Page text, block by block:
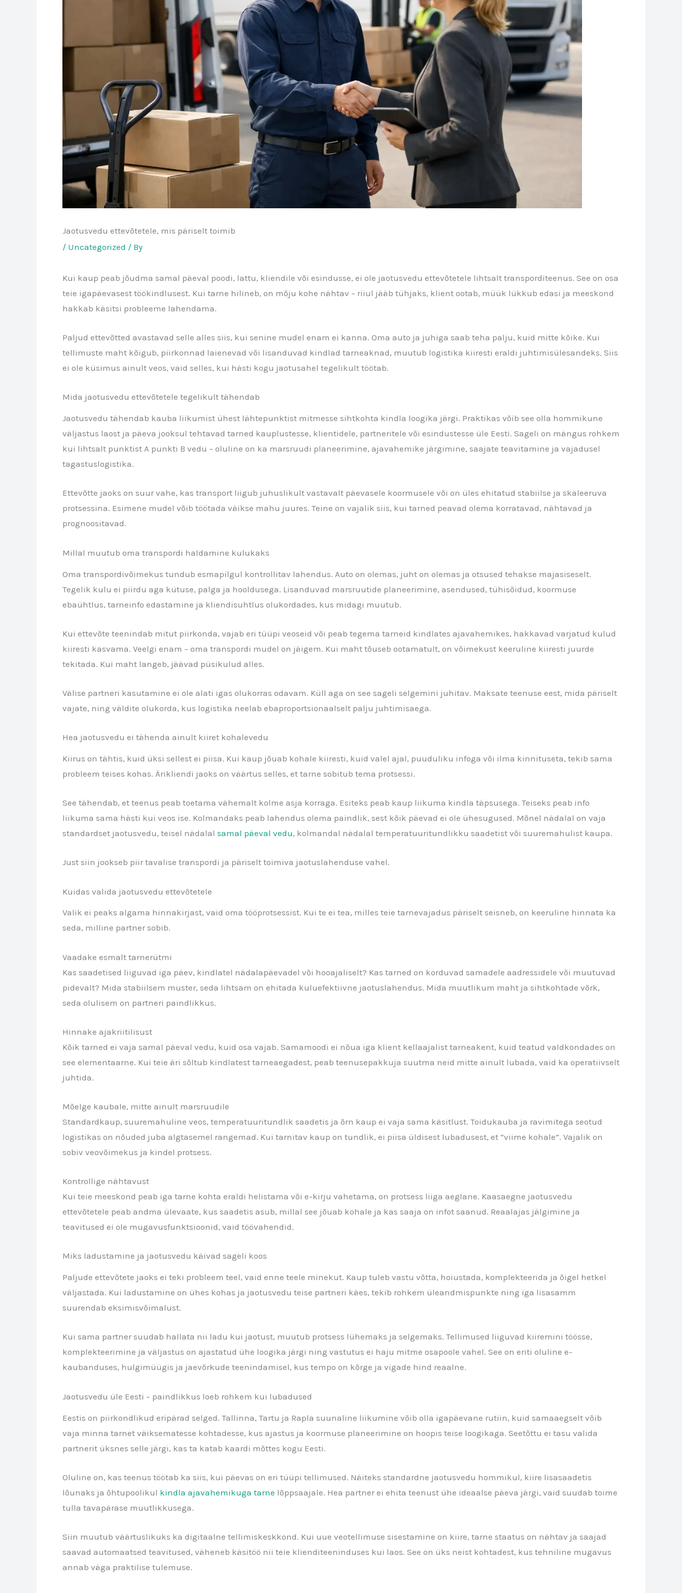
Jaotusvedu ettevõtetele, mis päriselt toimib
/ Uncategorized / By
Kui kaup peab jõudma samal päeval poodi, lattu, kliendile või esindusse, ei ole jaotusvedu ettevõtetele lihtsalt transporditeenus. See on osa
teie igapäevasest töökindlusest. Kui tarne hilineb, on mõju kohe nähtav – riiul jääb tühjaks, klient ootab, müük lükkub edasi ja meeskond
hakkab käsitsi probleeme lahendama.
Paljud ettevõtted avastavad selle alles siis, kui senine mudel enam ei kanna. Oma auto ja juhiga saab teha palju, kuid mitte kõike. Kui
tellimuste maht kõigub, piirkonnad laienevad või lisanduvad kindlad tarneaknad, muutub logistika kiiresti eraldi juhtimisülesandeks. Siis
ei ole küsimus ainult veos, vaid selles, kui hästi kogu jaotusahel tegelikult töötab.
Mida jaotusvedu ettevõtetele tegelikult tähendab
Jaotusvedu tähendab kauba liikumist ühest lähtepunktist mitmesse sihtkohta kindla loogika järgi. Praktikas võib see olla hommikune
väljastus laost ja päeva jooksul tehtavad tarned kauplustesse, klientidele, partneritele või esindustesse üle Eesti. Sageli on mängus rohkem
kui lihtsalt punktist A punkti B vedu – oluline on ka marsruudi planeerimine, ajavahemike järgimine, saajate teavitamine ja vajadusel
tagastuslogistika.
Ettevõtte jaoks on suur vahe, kas transport liigub juhuslikult vastavalt päevasele koormusele või on üles ehitatud stabiilse ja skaleeruva
protsessina. Esimene mudel võib töötada väikse mahu juures. Teine on vajalik siis, kui tarned peavad olema korratavad, nähtavad ja
prognoositavad.
Millal muutub oma transpordi haldamine kulukaks
Oma transpordivõimekus tundub esmapilgul kontrollitav lahendus. Auto on olemas, juht on olemas ja otsused tehakse majasiseselt.
Tegelik kulu ei piirdu aga kütuse, palga ja hooldusega. Lisanduvad marsruutide planeerimine, asendused, tühisõidud, koormuse
ebaühtlus, tarneinfo edastamine ja kliendisuhtlus olukordades, kus midagi muutub.
Kui ettevõte teenindab mitut piirkonda, vajab eri tüüpi veoseid või peab tegema tarneid kindlates ajavahemikes, hakkavad varjatud kulud
kiiresti kasvama. Veelgi enam – oma transpordi mudel on jäigem. Kui maht tõuseb ootamatult, on võimekust keeruline kiiresti juurde
tekitada. Kui maht langeb, jäävad püsikulud alles.
Välise partneri kasutamine ei ole alati igas olukorras odavam. Küll aga on see sageli selgemini juhitav. Maksate teenuse eest, mida päriselt
vajate, ning väldite olukorda, kus logistika neelab ebaproportsionaalselt palju juhtimisaega.
Hea jaotusvedu ei tähenda ainult kiiret kohalevedu
Kiirus on tähtis, kuid üksi sellest ei piisa. Kui kaup jõuab kohale kiiresti, kuid valel ajal, puuduliku infoga või ilma kinnituseta, tekib sama
probleem teises kohas. Ärikliendi jaoks on väärtus selles, et tarne sobitub tema protsessi.
See tähendab, et teenus peab toetama vähemalt kolme asja korraga. Esiteks peab kaup liikuma kindla täpsusega. Teiseks peab info
liikuma sama hästi kui veos ise. Kolmandaks peab lahendus olema paindlik, sest kõik päevad ei ole ühesugused. Mõnel nädalal on vaja
standardset jaotusvedu, teisel nädalal samal päeval vedu, kolmandal nädalal temperatuuritundlikku saadetist või suuremahulist kaupa.
Just siin jookseb piir tavalise transpordi ja päriselt toimiva jaotuslahenduse vahel.
Kuidas valida jaotusvedu ettevõtetele
Valik ei peaks algama hinnakirjast, vaid oma tööprotsessist. Kui te ei tea, milles teie tarnevajadus päriselt seisneb, on keeruline hinnata ka
seda, milline partner sobib.
Vaadake esmalt tarnerütmi
Kas saadetised liiguvad iga päev, kindlatel nädalapäevadel või hooajaliselt? Kas tarned on korduvad samadele aadressidele või muutuvad
pidevalt? Mida stabiilsem muster, seda lihtsam on ehitada kuluefektiivne jaotuslahendus. Mida muutlikum maht ja sihtkohtade võrk,
seda olulisem on partneri paindlikkus.
Hinnake ajakriitilisust
Kõik tarned ei vaja samal päeval vedu, kuid osa vajab. Samamoodi ei nõua iga klient kellaajalist tarneakent, kuid teatud valdkondades on
see elementaarne. Kui teie äri sõltub kindlatest tarneaegadest, peab teenusepakkuja suutma neid mitte ainult lubada, vaid ka operatiivselt
juhtida.
Mõelge kaubale, mitte ainult marsruudile
Standardkaup, suuremahuline veos, temperatuuritundlik saadetis ja õrn kaup ei vaja sama käsitlust. Toidukauba ja ravimitega seotud
logistikas on nõuded juba algtasemel rangemad. Kui tarnitav kaup on tundlik, ei piisa üldisest lubadusest, et “viime kohale”. Vajalik on
sobiv veovõimekus ja kindel protsess.
Kontrollige nähtavust
Kui teie meeskond peab iga tarne kohta eraldi helistama või e-kirju vahetama, on protsess liiga aeglane. Kaasaegne jaotusvedu
ettevõtetele peab andma ülevaate, kus saadetis asub, millal see jõuab kohale ja kas saaja on infot saanud. Reaalajas jälgimine ja
teavitused ei ole mugavusfunktsioonid, vaid töövahendid.
Miks ladustamine ja jaotusvedu käivad sageli koos
Paljude ettevõtete jaoks ei teki probleem teel, vaid enne teele minekut. Kaup tuleb vastu võtta, hoiustada, komplekteerida ja õigel hetkel
väljastada. Kui ladustamine on ühes kohas ja jaotusvedu teise partneri käes, tekib rohkem üleandmispunkte ning iga lisasamm
suurendab eksimisvõimalust.
Kui sama partner suudab hallata nii ladu kui jaotust, muutub protsess lühemaks ja selgemaks. Tellimused liiguvad kiiremini töösse,
komplekteerimine ja väljastus on ajastatud ühe loogika järgi ning vastutus ei haju mitme osapoole vahel. See on eriti oluline e-
kaubanduses, hulgimüügis ja jaevõrkude teenindamisel, kus tempo on kõrge ja vigade hind reaalne.
Jaotusvedu üle Eesti – paindlikkus loeb rohkem kui lubadused
Eestis on piirkondlikud eripärad selged. Tallinna, Tartu ja Rapla suunaline liikumine võib olla igapäevane rutiin, kuid samaaegselt võib
vaja minna tarnet väiksematesse kohtadesse, kus ajastus ja koormuse planeerimine on hoopis teise loogikaga. Seetõttu ei tasu valida
partnerit üksnes selle järgi, kas ta katab kaardi mõttes kogu Eesti.
Oluline on, kas teenus töötab ka siis, kui päevas on eri tüüpi tellimused. Näiteks standardne jaotusvedu hommikul, kiire lisasaadetis
lõunaks ja õhtupoolikul kindla ajavahemikuga tarne lõppsaajale. Hea partner ei ehita teenust ühe ideaalse päeva järgi, vaid suudab toime
tulla tavapärase muutlikkusega.
Siin muutub väärtuslikuks ka digitaalne tellimiskeskkond. Kui uue veotellimuse sisestamine on kiire, tarne staatus on nähtav ja saajad
saavad automaatsed teavitused, väheneb käsitöö nii teie klienditeeninduses kui laos. See on üks neist kohtadest, kus tehniline mugavus
annab väga praktilise tulemuse.